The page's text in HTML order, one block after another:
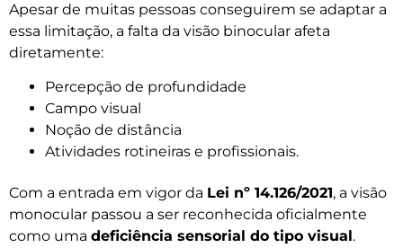
Apesar de muitas pessoas conseguirem se adaptar a
essa limitação, a falta da visão binocular afeta
diretamente:
Percepção de profundidade
Campo visual
Noção de distância
Atividades rotineiras e profissionais.
Com a entrada em vigor da Lei nº 14.126/2021, a visão
monocular passou a ser reconhecida oficialmente
como uma deficiência sensorial do tipo visual.